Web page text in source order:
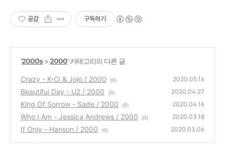
공감 구독하기
'2000s>2000' 카테고리의 다른 글
Crazy - K-Ci & Jojo / 2000 (0) 2020.05.16
Beautiful Day - U2 / 2000 (0) 2020.04.27
King Of Sorrow - Sade / 2000 (0) 2020.04.16
Who I Am - Jessica Andrews / 2000 (0) 2020.03.18
If Only - Hanson / 2000 (0) 2020.03.06